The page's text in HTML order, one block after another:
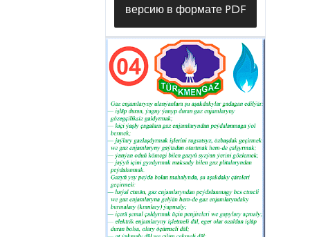
версию в формате PDF